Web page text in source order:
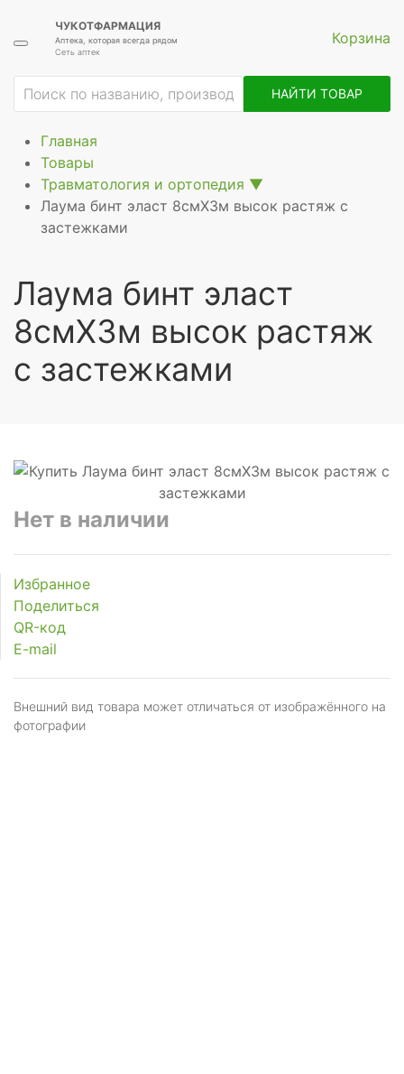
ЧУКОТФАРМАЦИЯ
Аптека, которая всегда рядом
Сеть аптек
Корзина
НАЙТИ ТОВАР
Главная
Товары
Травматология и ортопедия ▼
Лаума бинт эласт 8смX3м высок растяж с
застежками
Лаума бинт эласт
8смX3м высок растяж
с застежками
Нет в наличии
Избранное
Поделиться
QR-код
E-mail
Внешний вид товара может отличаться от изображённого на
фотографии